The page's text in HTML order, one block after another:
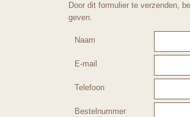
Door dit formulier te verzenden,
geven.
Naam
E-mail
Telefoon
Bestelnummer